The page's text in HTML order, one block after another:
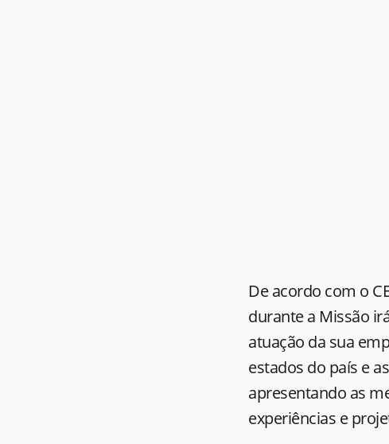
De acordo com o
durante a Missão
atuação da sua
estados do país e
apresentando as
experiências e